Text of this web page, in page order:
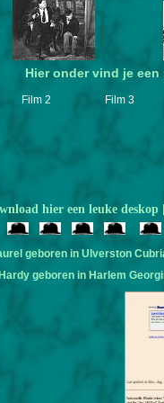
Hier onder vind je
Film 2 Film 3
hier een leuke
geboren in Ulverston
geboren in Harlem